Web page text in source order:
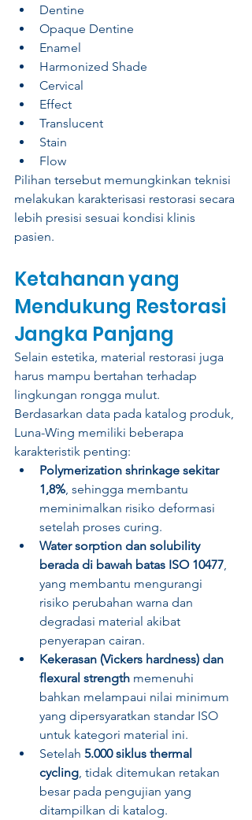
Dentine
Opaque Dentine
Enamel
Harmonized Shade
Cervical
Effect
Translucent
Stain
Flow
Pilihan tersebut memungkinkan teknisi
melakukan karakterisasi restorasi secara
lebih presisi sesuai kondisi klinis
pasien.
Ketahanan yang
Mendukung Restorasi
Jangka Panjang
Selain estetika, material restorasi juga
harus mampu bertahan terhadap
lingkungan rongga mulut.
Berdasarkan data pada katalog produk,
Luna-Wing memiliki beberapa
karakteristik penting:
Polymerization shrinkage sekitar
1,8% , sehingga membantu
meminimalkan risiko deformasi
setelah proses curing.
Water sorption dan solubility
berada di bawah batas ISO 10477
yang membantu mengurangi
risiko perubahan warna dan
degradasi material akibat
penyerapan cairan.
Kekerasan (Vickers hardness) dan
flexural strength memenuhi
bahkan melampaui nilai minimum
yang dipersyaratkan standar ISO
untuk kategori material ini.
Setelah 5.000 siklus thermal
cycling , tidak ditemukan retakan
besar pada pengujian yang
ditampilkan di katalog.